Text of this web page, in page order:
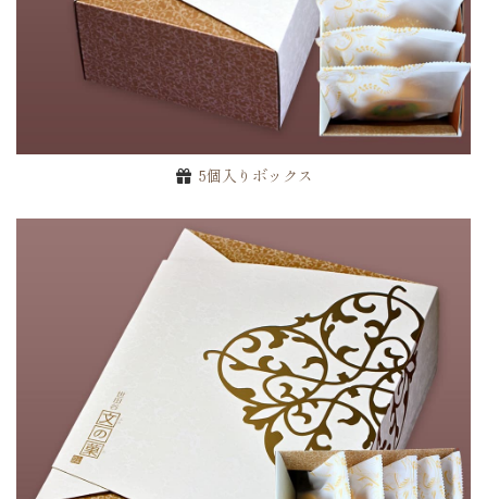
5個入りボックス